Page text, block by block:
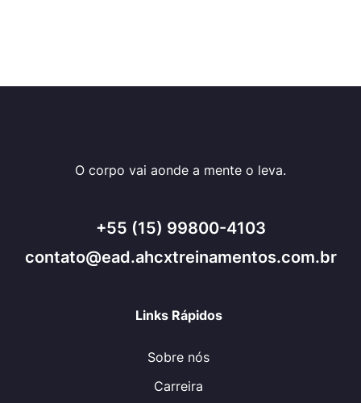
O corpo vai aonde a mente o leva.
+55 (15) 99800-4103
contato@ead.ahcxtreinamentos.com.br
Links Rápidos
Sobre nós
Carreira